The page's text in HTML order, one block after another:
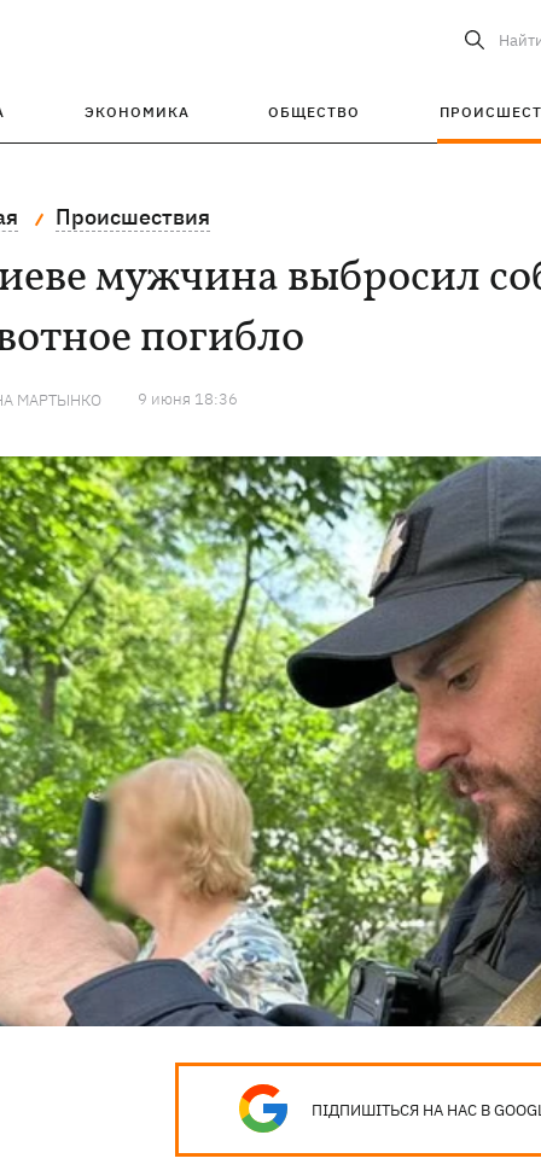
ЭКОНОМИКА ОБЩЕСТВО
Происшествия
мужчина выбросил
погибло
МАРТЫНКО 9 июня 18:36
ПІДПИШІТЬСЯ НА НАС В